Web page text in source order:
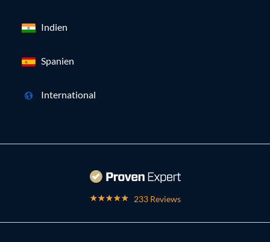
Indien
Spanien
International
233 Reviews